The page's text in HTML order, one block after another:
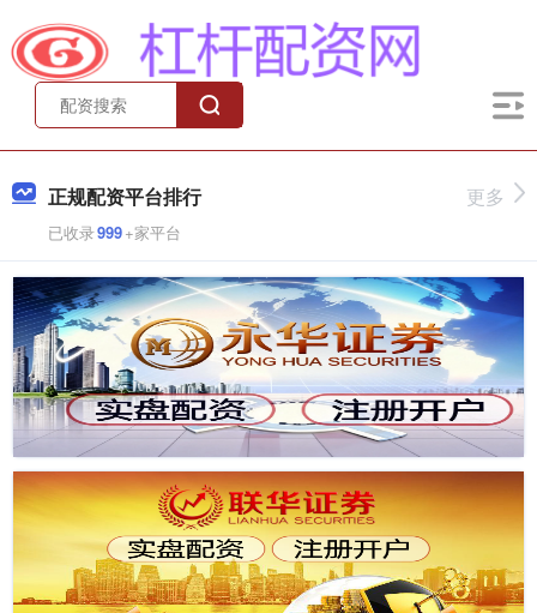
正规配资平台排行
已收录999+家平台
更多